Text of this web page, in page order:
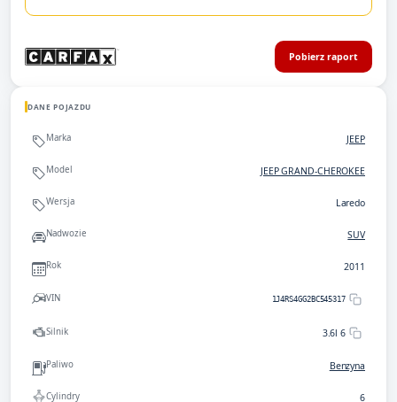
Pobierz raport
DANE POJAZDU
Marka JEEP
Model JEEP GRAND-CHEROKEE
Wersja Laredo
Nadwozie SUV
Rok 2011
VIN 1J4RS4GG2BC545317
Silnik 3.6l 6
Paliwo Benzyna
Cylindry 6